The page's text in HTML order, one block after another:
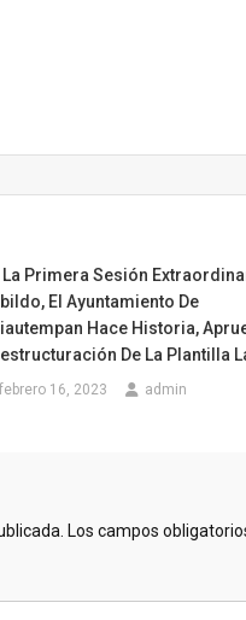
La Primera Sesión
El Ayuntamiento De
Hace Historia,
De La Plantilla
febrero 16, 2023 admin
Los campos